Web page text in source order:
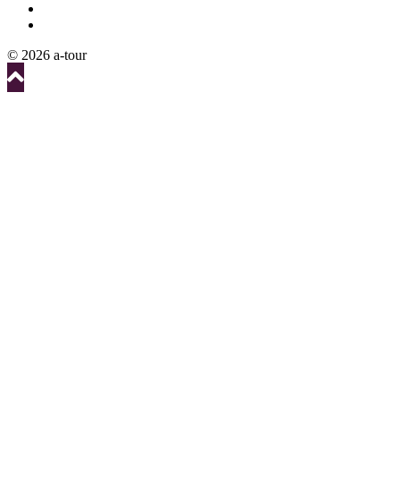
© 2026 a-tour